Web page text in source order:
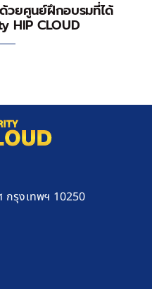
วยศูนย์ฝึกอบรมที่ได้
HIP CLOUD
กรุงเทพฯ 10250